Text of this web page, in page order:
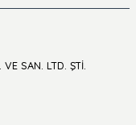
SAN. LTD. ŞTİ.